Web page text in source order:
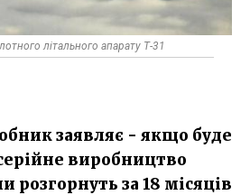
літального апарату Т-31
заявляє - якщо буде
виробництво
розгорнуть за 18 місяців